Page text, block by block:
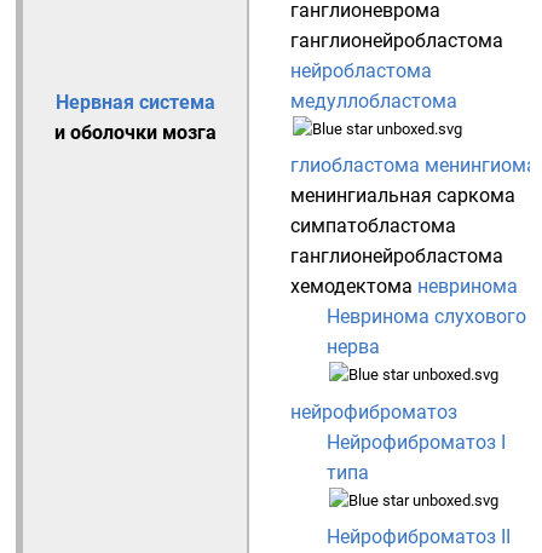
Нервная система
и оболочки мозга
ганглионеврома
ганглионейробластома
нейробластома
медуллобластома
глиобластома менингиома
менингиальная саркома
симпатобластома
ганглионейробластома
хемодектома невринома
Невринома слухового
нерва
нейрофиброматоз
Нейрофиброматоз I
типа
Нейрофиброматоз II